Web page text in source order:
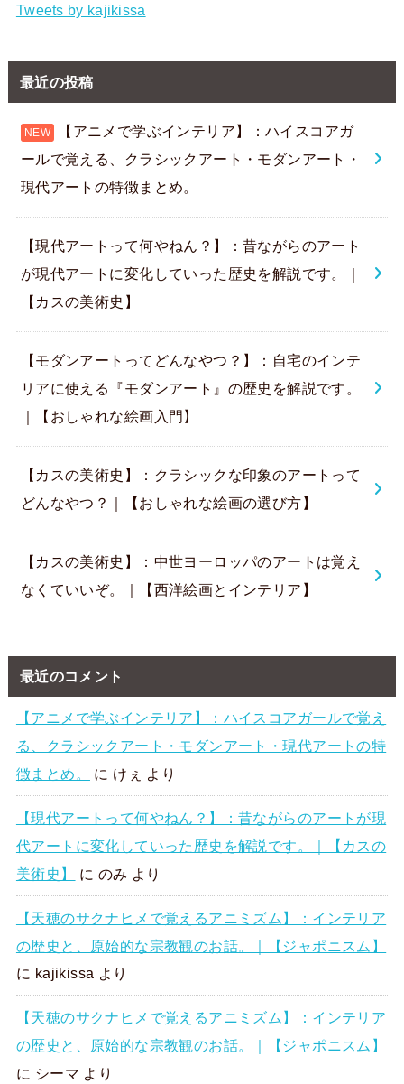
Tweets by kajikissa
最近の投稿
【アニメで学ぶインテリア】：ハイスコアガ
ールで覚える、クラシックアート・モダンアート・
現代アートの特徴まとめ。
【現代アートって何やねん？】：昔ながらのアート
が現代アートに変化していった歴史を解説です。｜
【カスの美術史】
【モダンアートってどんなやつ？】：自宅のインテ
リアに使える『モダンアート』の歴史を解説です。
｜【おしゃれな絵画入門】
【カスの美術史】：クラシックな印象のアートって
どんなやつ？｜【おしゃれな絵画の選び方】
【カスの美術史】：中世ヨーロッパのアートは覚え
なくていいぞ。｜【西洋絵画とインテリア】
最近のコメント
【アニメで学ぶインテリア】：ハイスコアガールで覚え
る、クラシックアート・モダンアート・現代アートの特
徴まとめ。
に けぇ より
【現代アートって何やねん？】：昔ながらのアートが現
代アートに変化していった歴史を解説です。｜【カスの
美術史】
に のみ より
【天穂のサクナヒメで覚えるアニミズム】：インテリア
の歴史と、原始的な宗教観のお話。｜【ジャポニスム】
に kajikissa より
【天穂のサクナヒメで覚えるアニミズム】：インテリア
の歴史と、原始的な宗教観のお話。｜【ジャポニスム】
に シーマ より